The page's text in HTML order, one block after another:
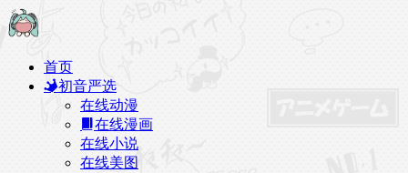
首页
初音严选
在线动漫
在线漫画
在线小说
在线美图